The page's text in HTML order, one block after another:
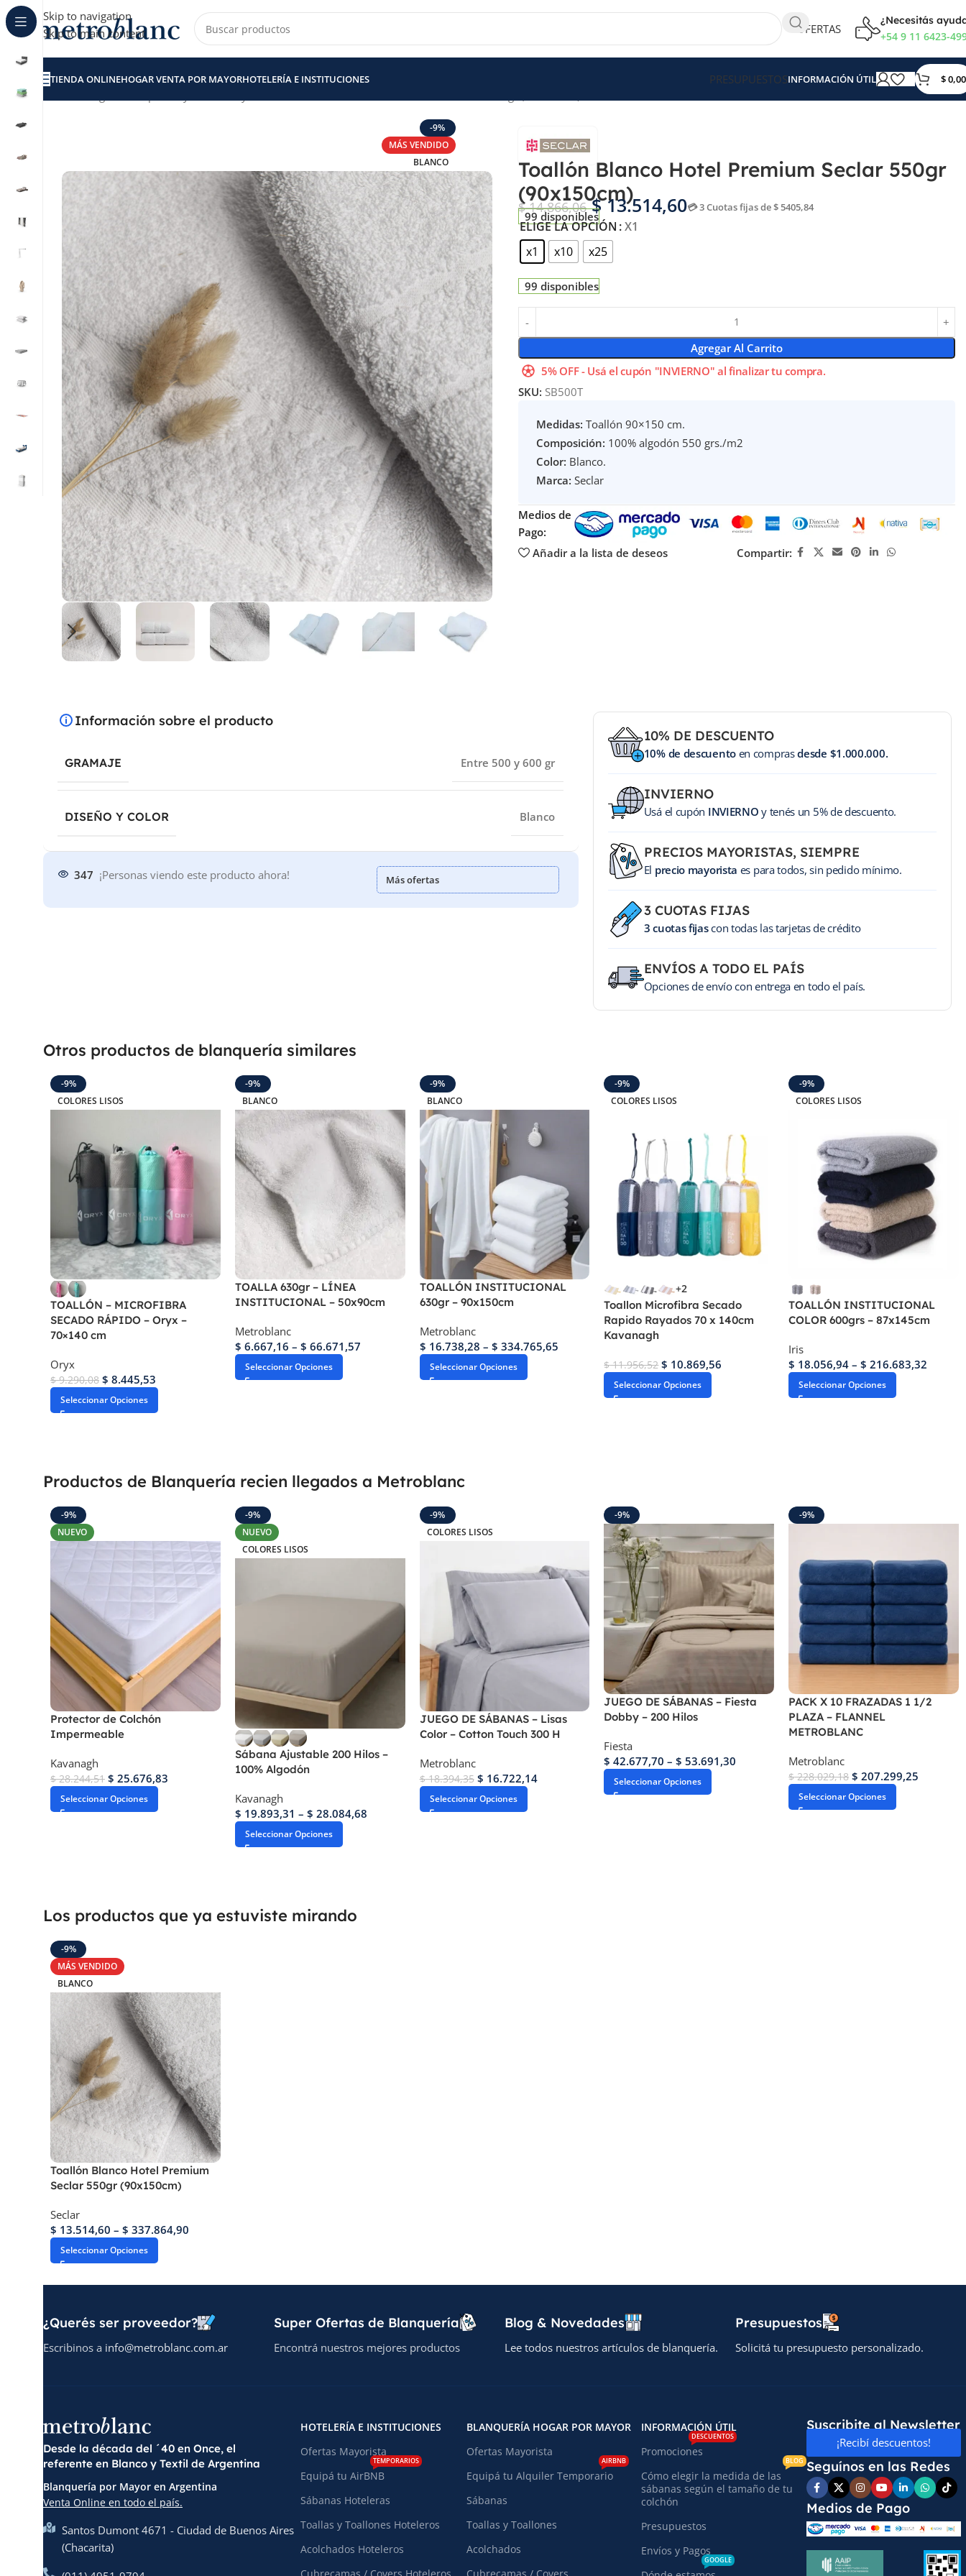
Skip to navigation
Skip to main content
OFERTAS
¿Necesitás
+54 9 11 6423-
TIENDA ONLINEHOGAR VENTA POR MAYORHOTELERÍA E INSTITUCIONES PRESUPUESTOSINFORMACIÓN ÚTIL $0,00
-9%
MÁS VENDIDO
BLANCO
Toallón Blanco Hotel Premium Seclar 550gr
(90x150cm)
$14.866,06 $13.514,60💳 3 Cuotas fijas de $ 5405,84
99 disponibles
ELIGE LA OPCIÓN X1
x1
x10 x25
99 disponibles
Agregar Al Carrito
5% OFF - Usá el cupón "INVIERNO" al finalizar tu compra.
SKU: SB500T
Medidas: Toallón 90×150 cm.
Composición: 100% algodón 550 grs./m2
Color: Blanco.
Marca: Seclar
Medios de
Pago:
Añadir a la lista de deseos
Compartir:
Información sobre el producto
GRAMAJE Entre 500 y 600 gr
DISEÑO Y COLOR Blanco
347 ¡Personas viendo este producto ahora! Más ofertas
10% DE DESCUENTO
10% de descuentoen comprasdesde $1.000.000.
INVIERNO
Usá el cupón INVIERNO y tenés un 5% de descuento.
PRECIOS MAYORISTAS, SIEMPRE
El precio mayorista es para todos, sin pedido mínimo.
3 CUOTAS FIJAS
3 cuotas fijascon todas las tarjetas de crédito
ENVÍOS A TODO EL PAÍS
Opciones de envío con entrega en todo el país.
Otros productos de blanquería similares
-9%
COLORES LISOS
TOALLÓN – MICROFIBRA
SECADO RÁPIDO – Oryx –
70×140 cm
Oryx
$9.290,08 $ 8.445,53
Seleccionar Opciones
-9%
BLANCO
TOALLA 630gr – LÍNEA
INSTITUCIONAL – 50x90cm
Metroblanc
$ 6.667,16 – $ 66.671,57
Seleccionar Opciones
-9%
BLANCO
TOALLÓN INSTITUCIONAL
630gr – 90x150cm
Metroblanc
$ 16.738,28 – $ 334.765,65
Seleccionar Opciones
-9%
COLORES LISOS
+2
Toallon Microfibra Secado
Rapido Rayados 70 x 140cm
Kavanagh
$11.956,52 $ 10.869,56
Seleccionar Opciones
-9%
COLORES LISOS
TOALLÓN INSTITUCIONAL
COLOR 600grs – 87x145cm
Iris
$ 18.056,94 – $ 216.683,32
Seleccionar Opciones
Productos de Blanquería recien llegados a Metroblanc
-9%
NUEVO
Protector de Colchón
Impermeable
Kavanagh
$28.244,51 $ 25.676,83
Seleccionar Opciones
-9%
NUEVO
COLORES LISOS
Sábana Ajustable 200 Hilos –
100% Algodón
Kavanagh
$ 19.893,31 – $ 28.084,68
Seleccionar Opciones
-9%
COLORES LISOS
JUEGO DE SÁBANAS – Lisas
Color – Cotton Touch 300 H
Metroblanc
$18.394,35 $ 16.722,14
Seleccionar Opciones
-9%
JUEGO DE SÁBANAS – Fiesta
Dobby – 200 Hilos
Fiesta
$ 42.677,70 – $ 53.691,30
Seleccionar Opciones
-9%
PACK X 10 FRAZADAS 1 1/2
PLAZA – FLANNEL
METROBLANC
Metroblanc
$228.029,18 $ 207.299,25
Seleccionar Opciones
Los productos que ya estuviste mirando
-9%
MÁS VENDIDO
BLANCO
Toallón Blanco Hotel Premium
Seclar 550gr (90x150cm)
Seclar
$ 13.514,60 – $ 337.864,90
Seleccionar Opciones
¿Querés ser proveedor?
Escribinos a info@metroblanc.com.ar
Super Ofertas de Blanquería
Encontrá nuestros mejores productos
Blog & Novedades
Lee todos nuestros artículos de blanquería.
Presupuestos
Solicitá tu presupuesto personalizado.
Desde la década del ´40 en Once, el
referente en Blanco y Textil de Argentina
Blanquería por Mayor en Argentina
Venta Online en todo el país.
Santos Dumont 4671 - Ciudad de Buenos Aires
(Chacarita)
HOTELERÍA E INSTITUCIONES
Ofertas Mayorista
Equipá tu AirBNB
TEMPORARIOS
Sábanas Hoteleras
Toallas y Toallones Hoteleros
Acolchados Hoteleros
BLANQUERÍA HOGAR POR MAYOR
Ofertas Mayorista
Equipá tu Alquiler Temporario
AIRBNB
Sábanas
Toallas y Toallones
Acolchados
INFORMACIÓN ÚTIL
Promociones
DESCUENTOS
Cómo elegir la medida de las
sábanas según el tamaño de tu
colchón
BLOG
Presupuestos
Envíos y Pagos
GOOGLE
Suscribite al Newsletter
¡Recibí descuentos!
Seguínos en las Redes
Medios de Pago